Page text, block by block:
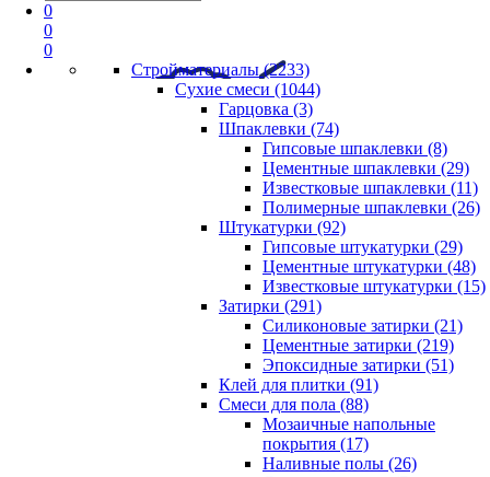
0
0
0
Стройматериалы (2233)
Сухие смеси (1044)
Гарцовка (3)
Шпаклевки (74)
Гипсовые шпаклевки (8)
Цементные шпаклевки (29)
Известковые шпаклевки (11)
Полимерные шпаклевки (26)
Штукатурки (92)
Гипсовые штукатурки (29)
Цементные штукатурки (48)
Известковые штукатурки (15)
Затирки (291)
Силиконовые затирки (21)
Цементные затирки (219)
Эпоксидные затирки (51)
Клей для плитки (91)
Смеси для пола (88)
Мозаичные напольные
покрытия (17)
Наливные полы (26)